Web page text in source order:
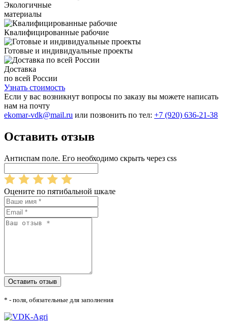
Экологичные
материалы
Квалифицированные рабочие
Готовые и индивидуальные проекты
Доставка
по всей России
Узнать стоимость
Если у вас возникнут вопросы по заказу вы можете написать
нам на почту
ekomar-vdk@mail.ru или позвонить по тел: +7 (920) 636-21-38
Оставить отзыв
Антиспам поле. Его необходимо скрыть через css
Оцените по пятибальной шкале
* - поля, обязательные для заполнения